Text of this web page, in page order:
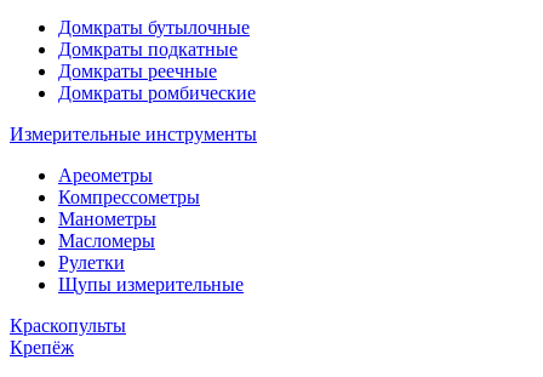
Домкраты бутылочные
Домкраты подкатные
Домкраты реечные
Домкраты ромбические
Измерительные инструменты
Ареометры
Компрессометры
Манометры
Масломеры
Рулетки
Щупы измерительные
Краскопульты
Крепёж